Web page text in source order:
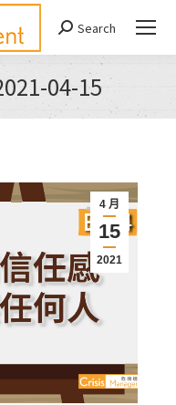
Search:
Search
04-15
are here:
4 月
15
2021